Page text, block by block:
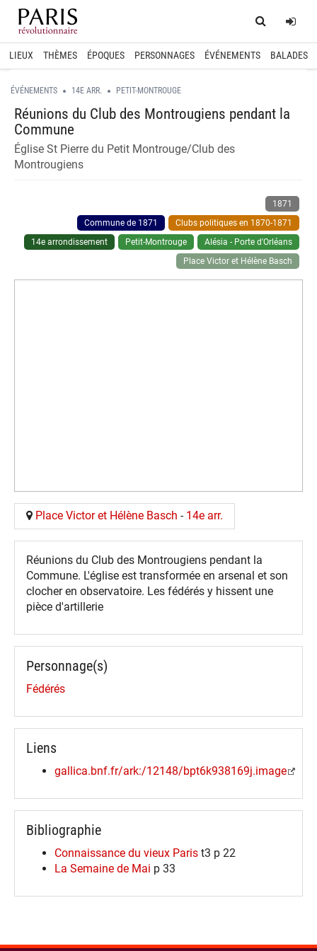
Home
LIEUX THÈMES ÉPOQUES PERSONNAGES ÉVÉNEMENTS BALADES
ÉVÉNEMENTS 14E ARR. PETIT-MONTROUGE
Réunions du Club des Montrougiens pendant la
Commune
Église St Pierre du Petit Montrouge/Club des
Montrougiens
1871
Commune de 1871
Clubs politiques en 1870-1871
14e arrondissement
Petit-Montrouge
Alésia - Porte d'Orléans
Place Victor et Hélène Basch
Place Victor et Hélène Basch - 14e arr.
Réunions du Club des Montrougiens pendant la
Commune. L'église est transformée en arsenal et son
clocher en observatoire. Les fédérés y hissent une
pièce d'artillerie
Personnage(s)
Fédérés
Liens
gallica.bnf.fr/ark:/12148/bpt6k938169j.image
Bibliographie
Connaissance du vieux Paris t3 p 22
La Semaine de Mai p 33